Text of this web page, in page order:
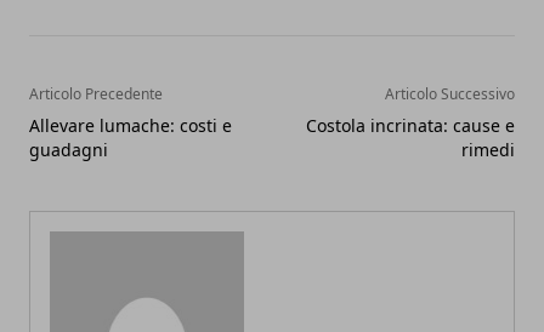
Articolo Precedente
Allevare lumache: costi e
guadagni
Articolo Successivo
Costola incrinata: cause e
rimedi